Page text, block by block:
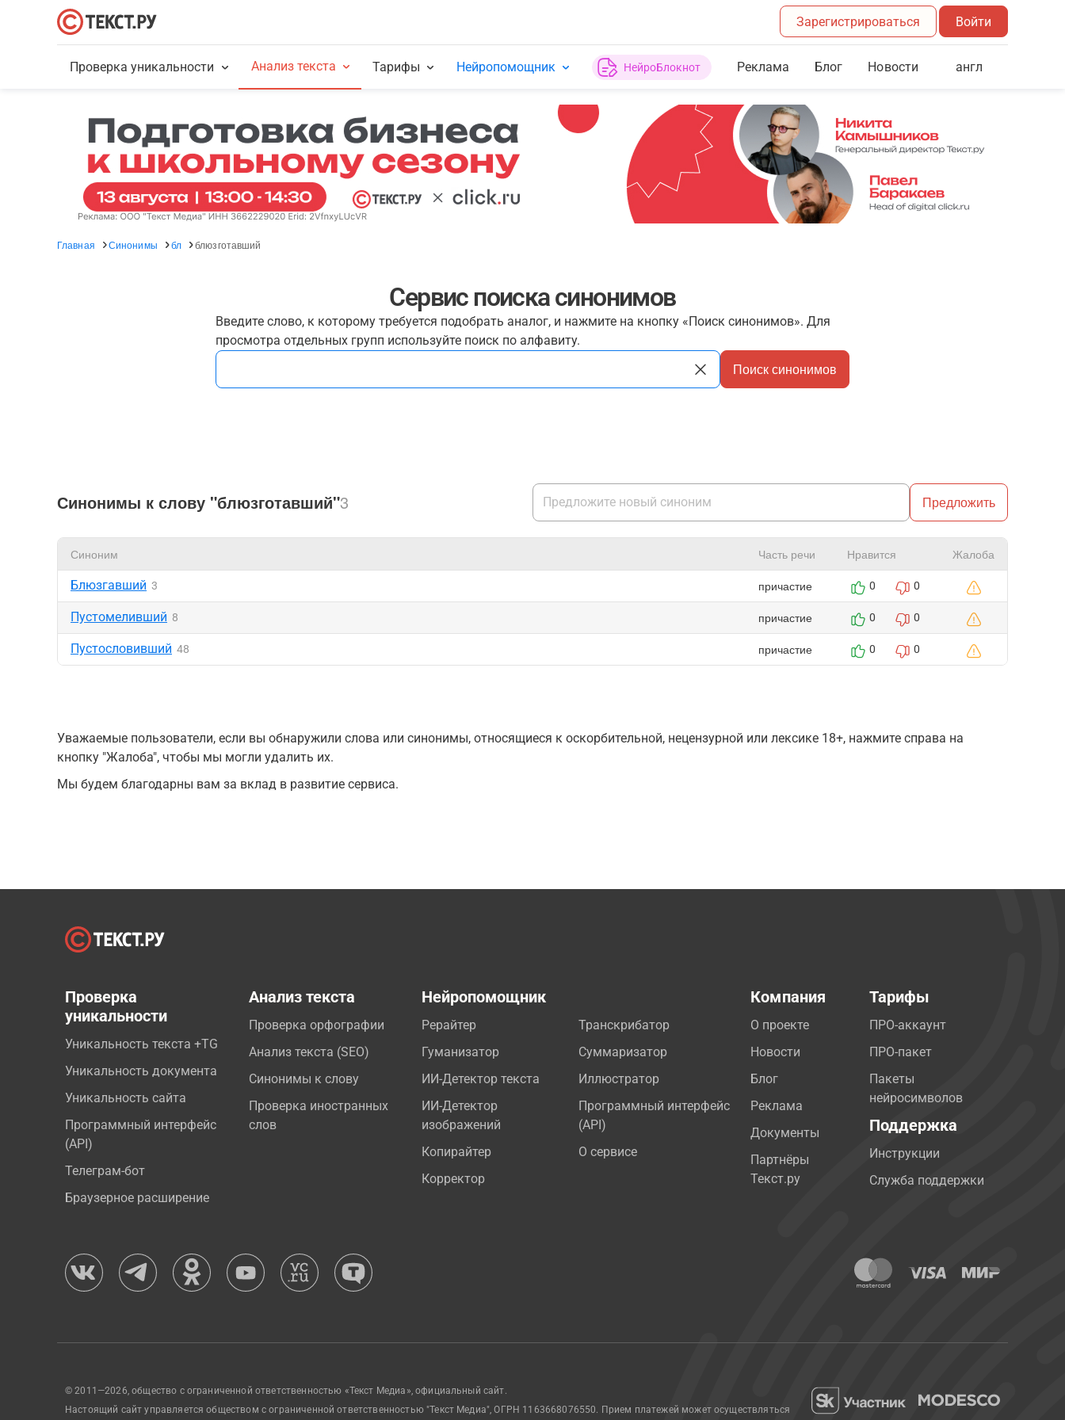
Зарегистрироваться Войти
Проверка уникальности Анализ текста Тарифы Нейропомощник НейроБлокнот Реклама Блог Новости англ
Главная Синонимы бл блюзготавший
Сервис поиска синонимов
Введите слово, к которому требуется подобрать аналог, и нажмите на кнопку «Поиск синонимов». Для
просмотра отдельных групп используйте поиск по алфавиту.
Поиск синонимов
Синонимы к слову "блюзготавший"3 Предложить
Синоним Часть речи Нравится Жалоба
Блюзгавший 3 причастие 0 0
Пустомеливший 8 причастие 0 0
Пустословивший 48 причастие 0 0
Уважаемые пользователи, если вы обнаружили слова или синонимы, относящиеся к оскорбительной, нецензурной или лексике 18+, нажмите справа на
кнопку "Жалоба", чтобы мы могли удалить их.
Мы будем благодарны вам за вклад в развитие сервиса.
Проверка
уникальности
Уникальность текста +TG
Уникальность документа
Уникальность сайта
Программный интерфейс
(API)
Телеграм-бот
Браузерное расширение
Анализ текста
Проверка орфографии
Анализ текста (SEO)
Синонимы к слову
Проверка иностранных
слов
Нейропомощник
Рерайтер
Гуманизатор
ИИ-Детектор текста
ИИ-Детектор
изображений
Копирайтер
Корректор
Транскрибатор
Суммаризатор
Иллюстратор
Программный интерфейс
(API)
О сервисе
Компания
О проекте
Новости
Блог
Реклама
Документы
Партнёры
Текст.ру
Тарифы
ПРО-аккаунт
ПРО-пакет
Пакеты
нейросимволов
Поддержка
Инструкции
Служба поддержки
© 2011—2026, общество с ограниченной ответственностью «Текст Медиа», официальный сайт.
Настоящий сайт управляется обществом с ограниченной ответственностью "Текст Медиа", ОГРН 1163668076550. Прием платежей может осуществляться